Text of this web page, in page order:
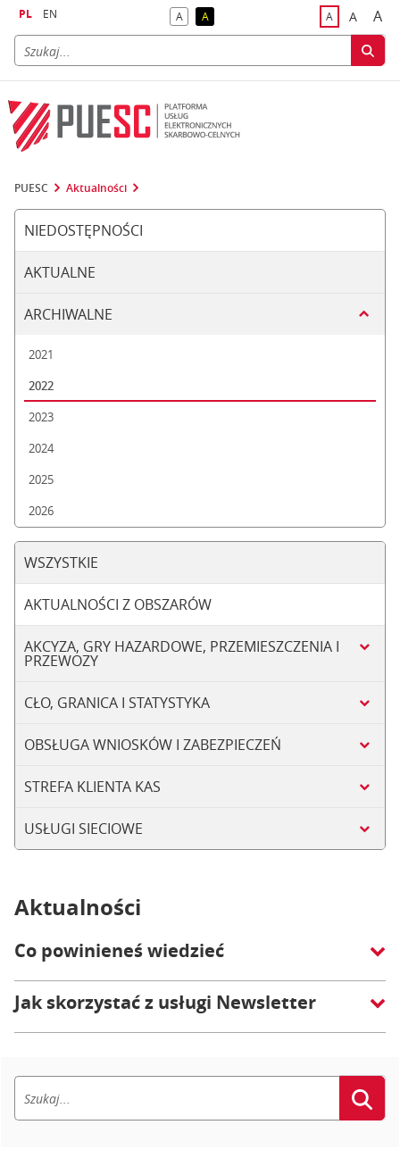
PL EN Akontrast domyślny
Akontrast żółty tekst na czarnym tle
Adomyślna
A A
PUESC Aktualności
NIEDOSTĘPNOŚCI
AKTUALNE
ARCHIWALNE
2021
2022
2023
2024
2025
2026
WSZYSTKIE
AKTUALNOŚCI Z OBSZARÓW
AKCYZA, GRY HAZARDOWE, PRZEMIESZCZENIA I
PRZEWOZY
CŁO, GRANICA I STATYSTYKA
OBSŁUGA WNIOSKÓW I ZABEZPIECZEŃ
STREFA KLIENTA KAS
USŁUGI SIECIOWE
Aktualności
Co powinieneś wiedzieć
Jak skorzystać z usługi Newsletter